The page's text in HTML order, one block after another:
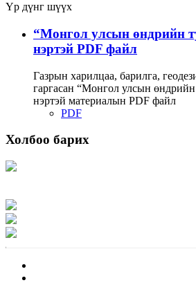
Үр дүнг шүүх
“Монгол улсын өндрийн
нэртэй PDF файл
Газрын харилцаа, барилга,
гаргасан “Монгол улсын өндрийн
нэртэй материалын PDF файл
PDF
Холбоо барих